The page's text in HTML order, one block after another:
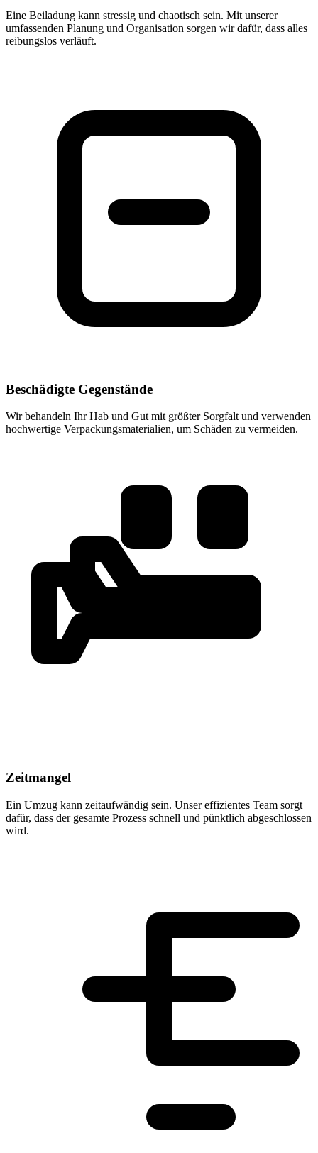
Eine Beiladung kann stressig und chaotisch sein. Mit unserer
umfassenden Planung und Organisation sorgen wir dafür, dass alles
reibungslos verläuft.
Beschädigte Gegenstände
Wir behandeln Ihr Hab und Gut mit größter Sorgfalt und verwenden
hochwertige Verpackungsmaterialien, um Schäden zu vermeiden.
Zeitmangel
Ein Umzug kann zeitaufwändig sein. Unser effizientes Team sorgt
dafür, dass der gesamte Prozess schnell und pünktlich abgeschlossen
wird.